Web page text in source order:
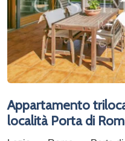
Appartamento
località Porta di